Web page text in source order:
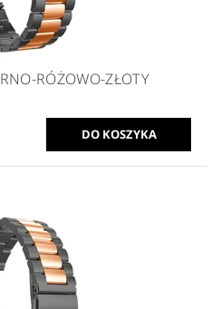
RÓŻOWO-ZŁOTY